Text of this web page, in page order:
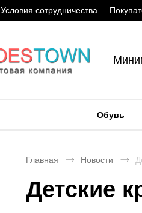
Условия сотрудничества
Обувь
Главная Новости
Детские